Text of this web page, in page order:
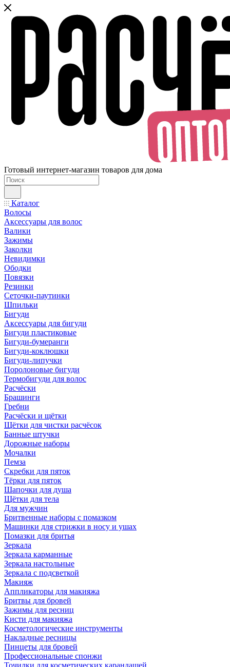
Готовый интернет-магазин товаров для дома
Каталог
Волосы
Аксессуары для волос
Валики
Зажимы
Заколки
Невидимки
Ободки
Повязки
Резинки
Сеточки-паутинки
Шпильки
Бигуди
Аксессуары для бигуди
Бигуди пластиковые
Бигуди-бумеранги
Бигуди-коклюшки
Бигуди-липучки
Поролоновые бигуди
Термобигуди для волос
Расчёски
Брашинги
Гребни
Расчёски и щётки
Щётки для чистки расчёсок
Банные штучки
Дорожные наборы
Мочалки
Пемза
Скребки для пяток
Тёрки для пяток
Шапочки для душа
Щётки для тела
Для мужчин
Бритвенные наборы с помазком
Машинки для стрижки в носу и ушах
Помазки для бритья
Зеркала
Зеркала карманные
Зеркала настольные
Зеркала с подсветкой
Макияж
Аппликаторы для макияжа
Бритвы для бровей
Зажимы для ресниц
Кисти для макияжа
Косметологические инструменты
Накладные ресницы
Пинцеты для бровей
Профессиональные спонжи
Точилки для косметических карандашей